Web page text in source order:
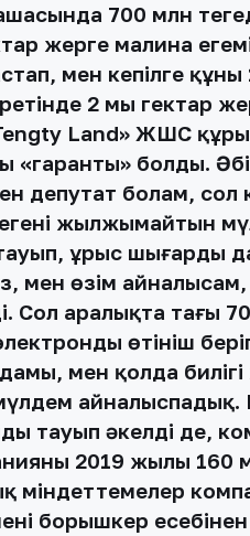
700 млн
жерге малина
мен кепілге құны
2 мың гектар
Land» ЖШС
«гаранты» болды.
депутат болам,
жылжымайтын
ұрыс шығарды
мен өзім
Сол аралықта тағы
өтініш
мен қолда
айналыспадық.
тауып әкелді де,
2019 жылы 160
міндеттемелер
борышкер